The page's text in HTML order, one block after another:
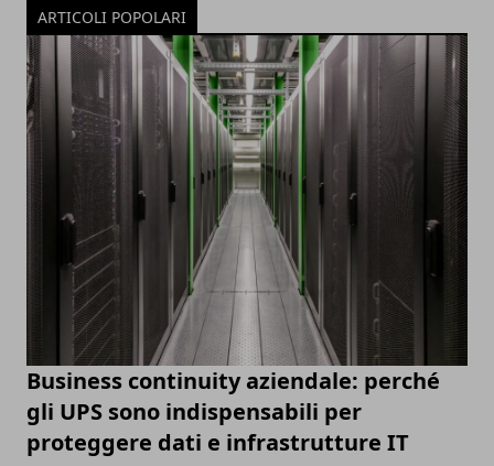
ARTICOLI POPOLARI
Business continuity aziendale: perché
gli UPS sono indispensabili per
proteggere dati e infrastrutture IT